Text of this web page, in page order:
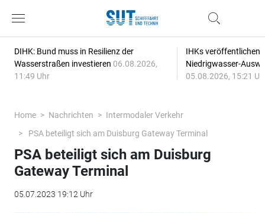
DIHK: Bund muss in Resilienz der
Wasserstraßen investieren 06.08.2026,
11:49 Uhr
IHKs veröffentlichen
Niedrigwasser-
05.08.2026, 15:21
Home Nachrichten
Intermodaler Verkehr
PSA beteiligt sich am Duisburg Gateway Terminal
PSA beteiligt sich am Duisburg
Gateway Terminal
05.07.2023 19:12 Uhr